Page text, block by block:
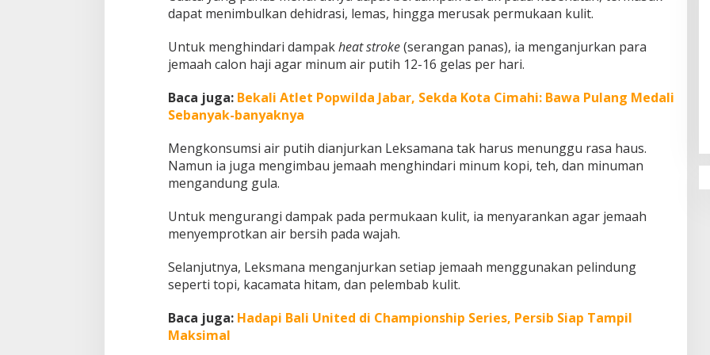
a
i
k
a
I
n
dapat menimbulkan dehidrasi, lemas, hingga merusak permukaan kulit.
Untuk menghindari dampakheat stroke(serangan panas), ia menganjurkan para
jemaah calon haji agar minum air putih 12-16 gelas per hari.
Baca juga: Bekali Atlet Popwilda Jabar, Sekda Kota Cimahi: Bawa Pulang Medali
Sebanyak-banyaknya
Mengkonsumsi air putih dianjurkan Leksamana tak harus menunggu rasa haus.
Namun ia juga mengimbau jemaah menghindari minum kopi, teh, dan minuman
mengandung gula.
Untuk mengurangi dampak pada permukaan kulit, ia menyarankan agar jemaah
menyemprotkan air bersih pada wajah.
Selanjutnya, Leksmana menganjurkan setiap jemaah menggunakan pelindung
seperti topi, kacamata hitam, dan pelembab kulit.
Baca juga: Hadapi Bali United di Championship Series, Persib Siap Tampil
Maksimal
Karakter Sekolah Nur Al Rahman